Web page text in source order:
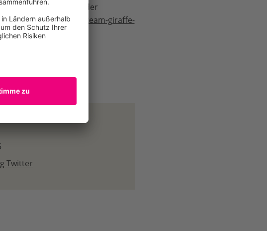
über die Fortschritte der
www.wwf.de/team-giraffe-
Twitter